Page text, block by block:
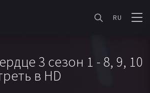
RU
3 сезон 1 - 8, 9, 10
в HD